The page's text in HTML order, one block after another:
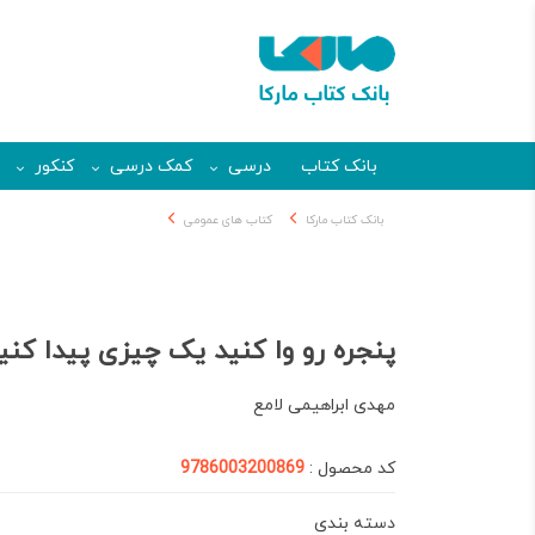
بانک کتاب درسی کمک درسی کنکور
بانک کتاب مارکا کتاب های عمومی
پنجره رو وا کنید یک چیزی پیدا
مهدی ابراهیمی لامع
کد محصول : 9786003200869
دسته بندی